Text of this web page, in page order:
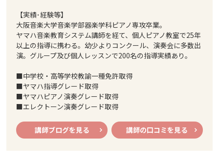
【実績･経験等】
大阪音楽大学音楽学部器楽学科ピアノ専攻卒業。
ヤマハ音楽教育システム講師を経て、個人ピアノ教室で25年
以上の指導に携わる。幼少よりコンクール、演奏会に多数出
演。グループ及び個人レッスンで200名の指導実績あり。
■中学校・高等学校教諭一種免許取得
■ヤマハ指導グレード取得
■ヤマハピアノ演奏グレード取得
■エレクトーン演奏グレード取得
講師ブログを見る 講師の口コミを見る